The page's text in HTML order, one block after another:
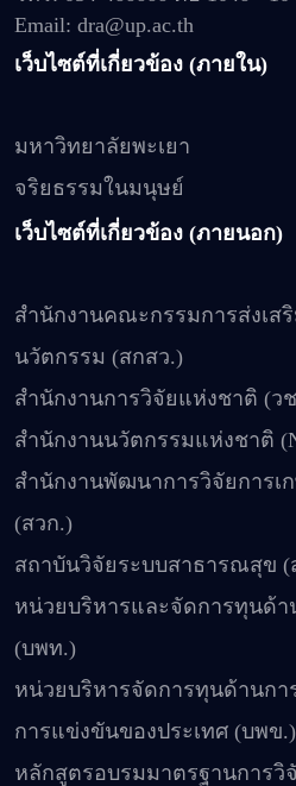
Email: dra@up.ac.th
เว็บไซต์ที่เกี่ยวข้อง (ภายใน)
มหาวิทยาลัยพะเยา
จริยธรรมในมนุษย์
เว็บไซต์ที่เกี่ยวข้อง (ภายนอก)
สำนักงานคณะกรรมการส่งเส
นวัตกรรม (สกสว.)
สำนักงานการวิจัยแห่งชาติ (ว
สำนักงานนวัตกรรมแห่งชาติ
สำนักงานพัฒนาการวิจัยการเ
(สวก.)
สถาบันวิจัยระบบสาธารณสุข (
หน่วยบริหารและจัดการทุนด้
(บพท.)
หน่วยบริหารจัดการทุนด้านกา
การแข่งขันของประเทศ (บพข.)
หลักสูตรอบรมมาตรฐานการวิ